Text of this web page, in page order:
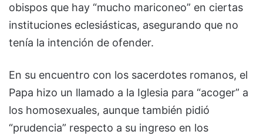
obispos que hay “mucho mariconeo” en ciertas
instituciones eclesiásticas, asegurando que no
tenía la intención de ofender.
En su encuentro con los sacerdotes romanos, el
Papa hizo un llamado a la Iglesia para “acoger” a
los homosexuales, aunque también pidió
“prudencia” respecto a su ingreso en los